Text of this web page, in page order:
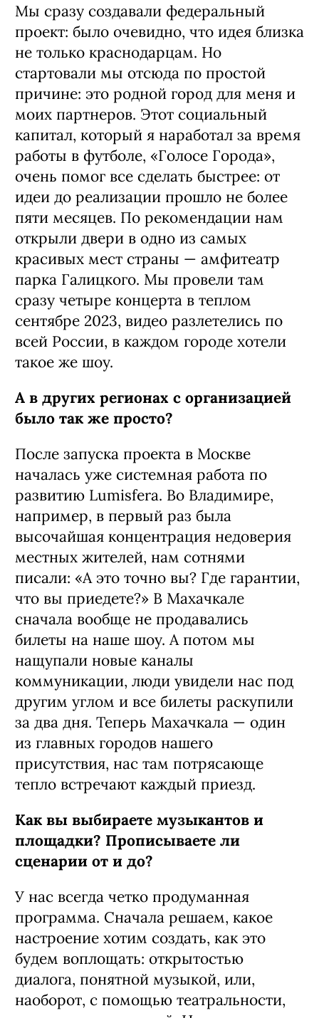
Мы сразу создавали федеральный
проект: было очевидно, что идея близка
не только краснодарцам. Но
стартовали мы отсюда по простой
причине: это родной город для меня и
моих партнеров. Этот социальный
капитал, который я наработал за время
работы в футболе, «Голосе Города»,
очень помог все сделать быстрее: от
идеи до реализации прошло не более
пяти месяцев. По рекомендации нам
открыли двери в одно из самых
красивых мест страны — амфитеатр
парка Галицкого. Мы провели там
сразу четыре концерта в теплом
сентябре 2023, видео разлетелись по
всей России, в каждом городе хотели
такое же шоу.
А в других регионах с организацией
было так же просто?
После запуска проекта в Москве
началась уже системная работа по
развитию Lumisfera. Во Владимире,
например, в первый раз была
высочайшая концентрация недоверия
местных жителей, нам сотнями
писали: «А это точно вы? Где гарантии,
что вы приедете?» В Махачкале
сначала вообще не продавались
билеты на наше шоу. А потом мы
нащупали новые каналы
коммуникации, люди увидели нас под
другим углом и все билеты раскупили
за два дня. Теперь Махачкала — один
из главных городов нашего
присутствия, нас там потрясающе
тепло встречают каждый приезд.
Как вы выбираете музыкантов и
площадки? Прописываете ли
сценарии от и до?
У нас всегда четко продуманная
программа. Сначала решаем, какое
настроение хотим создать, как это
будем воплощать: открытостью
диалога, понятной музыкой, или,
наоборот, с помощью театральности,